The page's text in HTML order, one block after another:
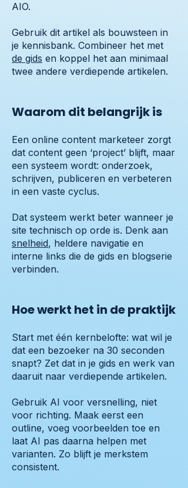
AIO.
Gebruik dit artikel als bouwsteen in
je kennisbank. Combineer het met
de gids en koppel het aan minimaal
twee andere verdiepende artikelen.
Waarom dit belangrijk is
Een online content marketeer zorgt
dat content geen ‘project’ blijft, maar
een systeem wordt: onderzoek,
schrijven, publiceren en verbeteren
in een vaste cyclus.
Dat systeem werkt beter wanneer je
site technisch op orde is. Denk aan
snelheid, heldere navigatie en
interne links die de gids en blogserie
verbinden.
Hoe werkt het in de praktijk
Start met één kernbelofte: wat wil je
dat een bezoeker na 30 seconden
snapt? Zet dat in je gids en werk van
daaruit naar verdiepende artikelen.
Gebruik AI voor versnelling, niet
voor richting. Maak eerst een
outline, voeg voorbeelden toe en
laat AI pas daarna helpen met
varianten. Zo blijft je merkstem
consistent.